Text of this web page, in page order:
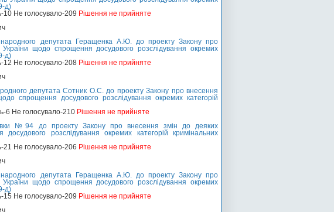
д)
Не голосувало-209 Рішення не прийняте
депутата Геращенка А.Ю. до проекту Закону про
щодо спрощення досудового розслідування окремих
д)
Не голосувало-208 Рішення не прийняте
депутата Сотник О.С. до проекту Закону про внесення
спрощення досудового розслідування окремих категорій
6 Не голосувало-210 Рішення не прийняте
№94 до проекту Закону про внесення змін до деяких
розслідування окремих категорій кримінальних
Не голосувало-206 Рішення не прийняте
депутата Геращенка А.Ю. до проекту Закону про
щодо спрощення досудового розслідування окремих
д)
Не голосувало-209 Рішення не прийняте